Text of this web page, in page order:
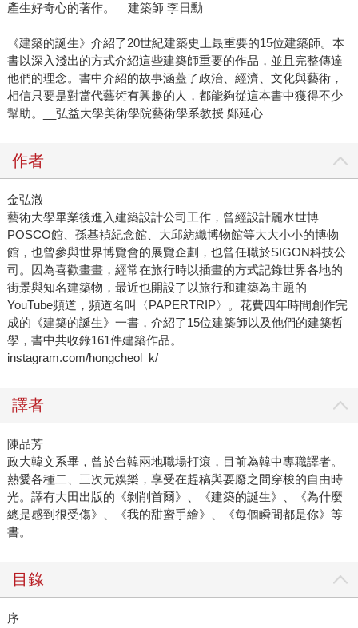
產生好奇心的著作。__建築師 李日勳
《建築的誕生》介紹了20世紀建築史上最重要的15位建築師。本
書以深入淺出的方式介紹這些建築師重要的作品，並且完整傳達
他們的理念。書中介紹的故事涵蓋了政治、經濟、文化與藝術，
相信只要是對當代藝術有興趣的人，都能夠從這本書中獲得不少
幫助。__弘益大學美術學院藝術學系教授 鄭延心
作者
金弘澈
藝術大學畢業後進入建築設計公司工作，曾經設計麗水世博
POSCO館、孫基禎紀念館、大邱紡織博物館等大大小小的博物
館，也曾參與世界博覽會的展覽企劃，也曾任職於SIGON科技公
司。因為喜歡畫畫，經常在旅行時以插畫的方式記錄世界各地的
街景與知名建築物，最近也開設了以旅行和建築為主題的
YouTube頻道，頻道名叫〈PAPERTRIP〉。花費四年時間創作完
成的《建築的誕生》一書，介紹了15位建築師以及他們的建築哲
學，書中共收錄161件建築作品。
instagram.com/hongcheol_k/
譯者
陳品芳
政大韓文系畢，曾於台韓兩地職場打滾，目前為韓中專職譯者。
熱愛各種二、三次元娛樂，享受在趕稿與耍廢之間穿梭的自由時
光。譯有大田出版的《剝削首爾》、《建築的誕生》、《為什麼
總是感到很受傷》、《我的甜蜜手繪》、《每個瞬間都是你》等
書。
目錄
序